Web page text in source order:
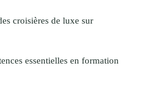
croisières de luxe sur
essentielles en formation